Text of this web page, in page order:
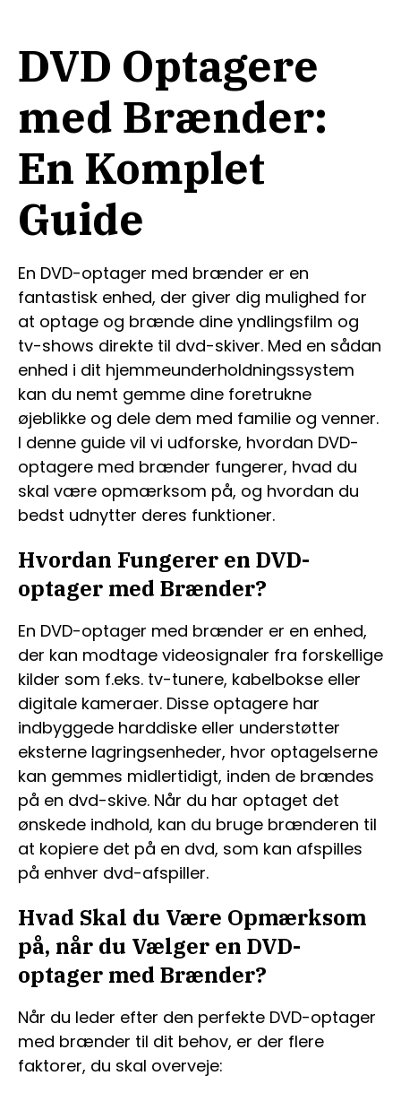
DVD Optagere
med Brænder:
En Komplet
Guide
En DVD-optager med brænder er en
fantastisk enhed, der giver dig mulighed for
at optage og brænde dine yndlingsfilm og
tv-shows direkte til dvd-skiver. Med en sådan
enhed i dit hjemmeunderholdningssystem
kan du nemt gemme dine foretrukne
øjeblikke og dele dem med familie og venner.
I denne guide vil vi udforske, hvordan DVD-
optagere med brænder fungerer, hvad du
skal være opmærksom på, og hvordan du
bedst udnytter deres funktioner.
Hvordan Fungerer en DVD-
optager med Brænder?
En DVD-optager med brænder er en enhed,
der kan modtage videosignaler fra forskellige
kilder som f.eks. tv-tunere, kabelbokse eller
digitale kameraer. Disse optagere har
indbyggede harddiske eller understøtter
eksterne lagringsenheder, hvor optagelserne
kan gemmes midlertidigt, inden de brændes
på en dvd-skive. Når du har optaget det
ønskede indhold, kan du bruge brænderen til
at kopiere det på en dvd, som kan afspilles
på enhver dvd-afspiller.
Hvad Skal du Være Opmærksom
på, når du Vælger en DVD-
optager med Brænder?
Når du leder efter den perfekte DVD-optager
med brænder til dit behov, er der flere
faktorer, du skal overveje: